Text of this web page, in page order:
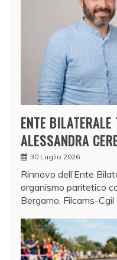
ENTE
ALESSANDRA
30 Luglio 2026
Rinnovo dell’Ente
organismo paritetico
Bergamo, Filcams-